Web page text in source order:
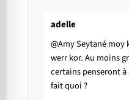
adelle
@Amy Seytané
werr kor. Au moins
certains penseront
fait quoi ?